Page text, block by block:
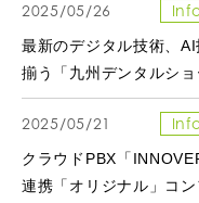
2025/05/26
最新のデジタル技術、
揃う「九州デンタルショ
2025/05/21
クラウドPBX「
連携「オリジナル」コ